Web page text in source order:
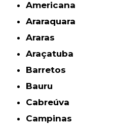
Americana
Araraquara
Araras
Araçatuba
Barretos
Bauru
Cabreúva
Campinas